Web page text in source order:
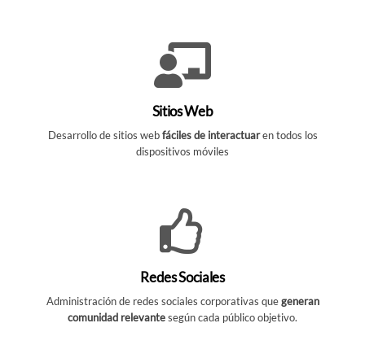
Sitios Web
Desarrollo de sitios webfáciles de interactuaren todos los
dispositivos móviles
Redes Sociales
Administración de redes sociales corporativas quegeneran
comunidad relevantesegún cada público objetivo.